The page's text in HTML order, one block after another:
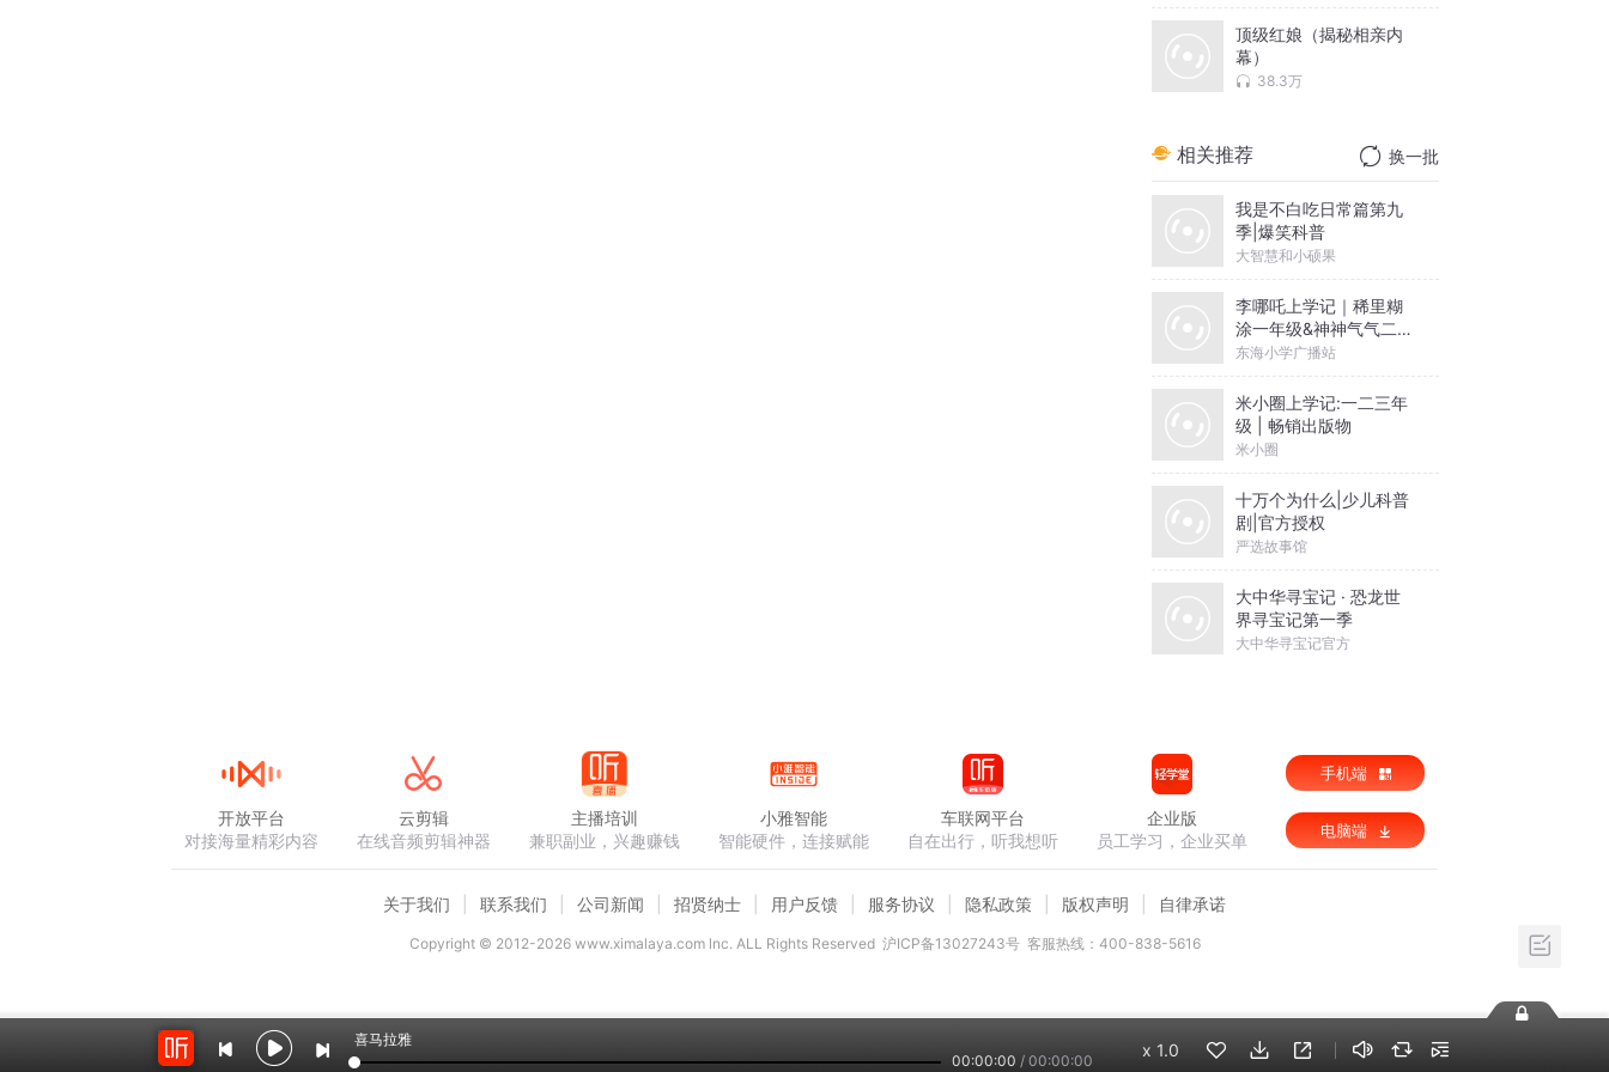
顶级红娘（揭秘相亲内
幕）
38.3万
相关推荐 换一批
我是不白吃日常篇第九
季|爆笑科普
大智慧和小硕果
李哪吒上学记｜稀里糊
涂一年级&神神气气二年
级
东海小学广播站
米小圈上学记:一二三年
级 | 畅销出版物
米小圈
十万个为什么|少儿科普
剧|官方授权
严选故事馆
大中华寻宝记 · 恐龙世
界寻宝记第一季
大中华寻宝记官方
喜马拉雅
00:00:00 / 00:00:00
x 1.0
开放平台
对接海量精彩内容
云剪辑
在线音频剪辑神器
主播培训
兼职副业，兴趣赚钱
小雅智能
智能硬件，连接赋能
车联网平台
自在出行，听我想听
企业版
员工学习，企业买单
手机端
电脑端
关于我们 联系我们 公司新闻 招贤纳士 用户反馈 服务协议 隐私政策 版权声明 自律承诺
Copyright © 2012-2026www.ximalaya.com lnc. ALL Rights Reserved 沪ICP备13027243号 客服热线：400-838-5616